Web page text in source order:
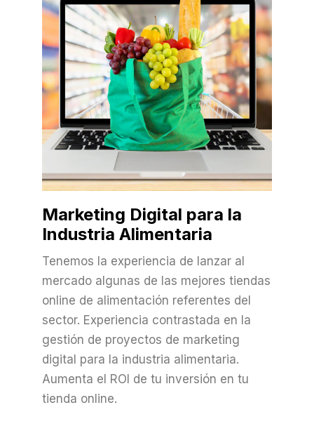
Marketing Digital para la
Industria Alimentaria
Tenemos la experiencia de lanzar al
mercado algunas de las mejores tiendas
online de alimentación referentes del
sector. Experiencia contrastada en la
gestión de proyectos de marketing
digital para la industria alimentaria.
Aumenta el ROI de tu inversión en tu
tienda online.